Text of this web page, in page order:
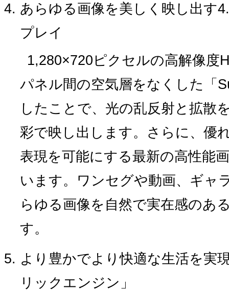
あらゆる画像を美しく映し出す
プレイ
1,280×720ピクセルの高解像度
パネル間の空気層をなくした「
したことで、光の乱反射と拡散
彩で映し出します。さらに、優
表現を可能にする最新の高性能
います。ワンセグや動画、ギャ
らゆる画像を自然で実在感のあ
す。
より豊かでより快適な生活を実
リックエンジン」